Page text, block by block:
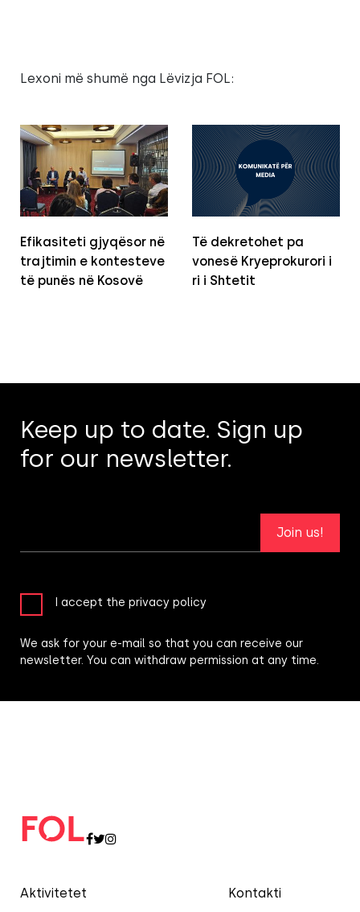
Lexoni më shumë nga Lëvizja FOL:
Efikasiteti gjyqësor në
trajtimin e kontesteve
të punës në Kosovë
Të dekretohet pa
vonesë Kryeprokurori i
ri i Shtetit
Aktivitetet Kontakti
Keep up to date. Sign up
for our newsletter.
Join us!
I accept the privacy policy
We ask for your e-mail so that you can receive our
newsletter. You can withdraw permission at any time.